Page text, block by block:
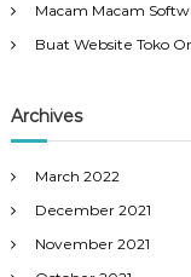
Macam Macam
Buat Website Toko
Archives
March 2022
December 2021
November 2021